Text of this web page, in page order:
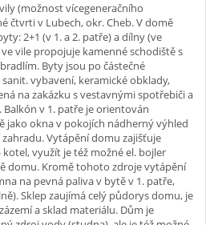
(možnost vícegeneračního
čtvrti v Lubech, okr. Cheb. V domě
2+1 (v 1. a 2. patře) a dílny (ve
vile propojuje kamenné schodiště s
Byty jsou po částečné
vybavení, keramické obklady,
na zakázku s vestavnými spotřebiči a
v 1. patře je orientován
jako okna v pokojích nádherný výhled
Vytápění domu zajišťuje
využít je též možné el. bojler
domu. Kromě tohoto zdroje vytápění
na pevná paliva v bytě v 1. patře,
Sklep zaujímá celý půdorys domu, je
a sklad materiálu. Dům je